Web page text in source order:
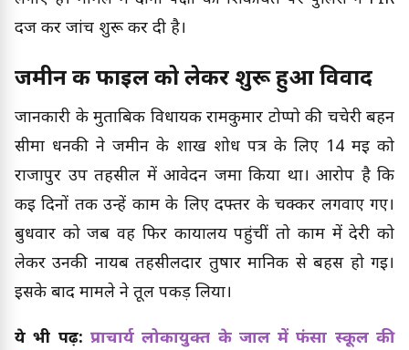
दर्ज कर जांच शुरू कर दी है।
जमीन की फाइल को लेकर शुरू हुआ विवाद
जानकारी के मुताबिक विधायक रामकुमार टोप्पो की चचेरी बहन
सीमा धनकी ने जमीन के शाख शोध पत्र के लिए 14 मई को
राजापुर उप तहसील में आवेदन जमा किया था। आरोप है कि
कई दिनों तक उन्हें काम के लिए दफ्तर के चक्कर लगवाए गए।
बुधवार को जब वह फिर कार्यालय पहुंचीं तो काम में देरी को
लेकर उनकी नायब तहसीलदार तुषार मानिक से बहस हो गई।
इसके बाद मामले ने तूल पकड़ लिया।
ये भी पढ़ें: प्राचार्य लोकायुक्त के जाल में फंसा स्कूल की